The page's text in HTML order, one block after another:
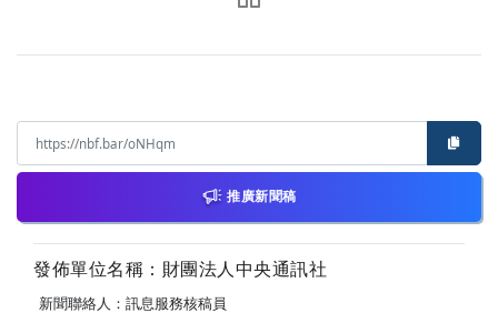
推廣新聞稿
發佈單位名稱：財團法人中央通訊社
新聞聯絡人：訊息服務核稿員